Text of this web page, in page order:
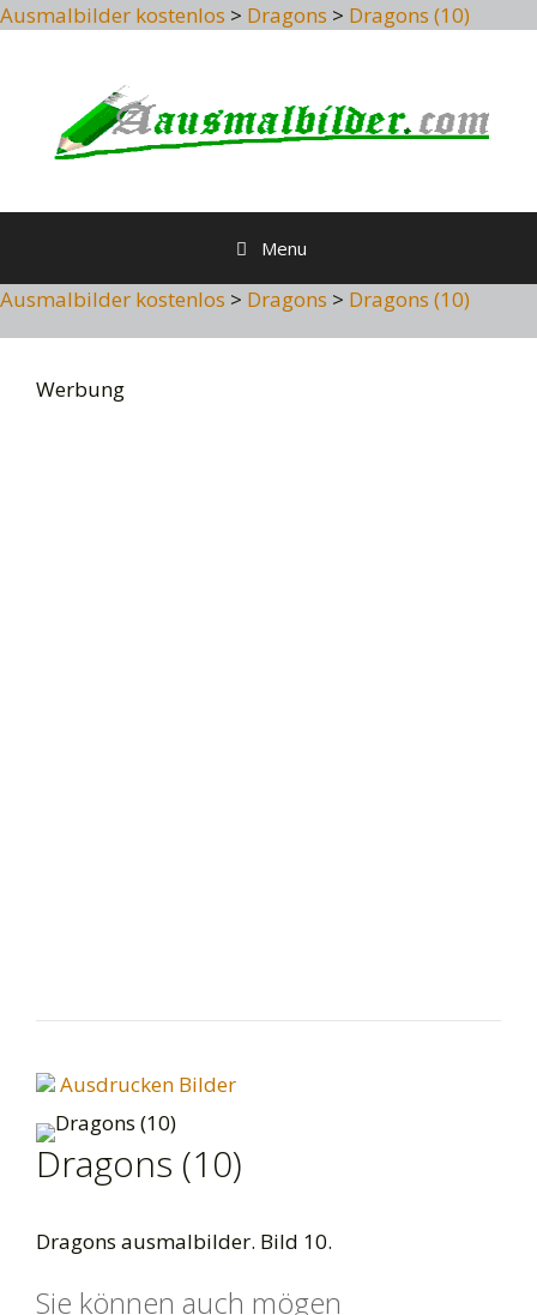
Ausmalbilder kostenlos > Dragons > Dragons (10)
Menu
Ausmalbilder kostenlos > Dragons > Dragons (10)
Werbung
Ausdrucken Bilder
Dragons (10)
Dragons ausmalbilder. Bild 10.
Sie können auch mögen